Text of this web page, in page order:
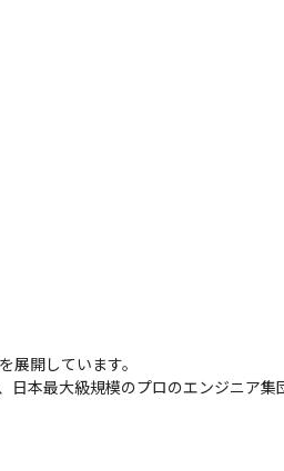
開しています。
本最大級規模のプロのエンジニア集